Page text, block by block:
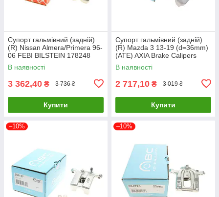
Супорт гальмівний (задній)
(R) Nissan Almera/Primera 96-
06 FEBI BILSTEIN 178248
UA61
В наявності
3 362,40 ₴ 3 736 ₴
Купити
Супорт гальмівний (задній)
(R) Mazda 3 13-19 (d=36mm)
(ATE) AXIA Brake Calipers
395001 UA61
В наявності
2 717,10 ₴ 3 019 ₴
Купити
–10% –10%